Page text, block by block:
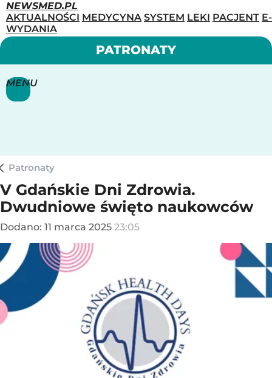
NEWSMED.PL
AKTUALNOŚCI MEDYCYNA SYSTEM LEKI PACJENT E-
WYDANIA
MENU
PATRONATY
Patronaty
V Gdańskie Dni Zdrowia.
Dwudniowe święto naukowców
Dodano: 11 marca 2025 23:05